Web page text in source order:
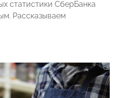
статистики СберБанка
Рассказываем